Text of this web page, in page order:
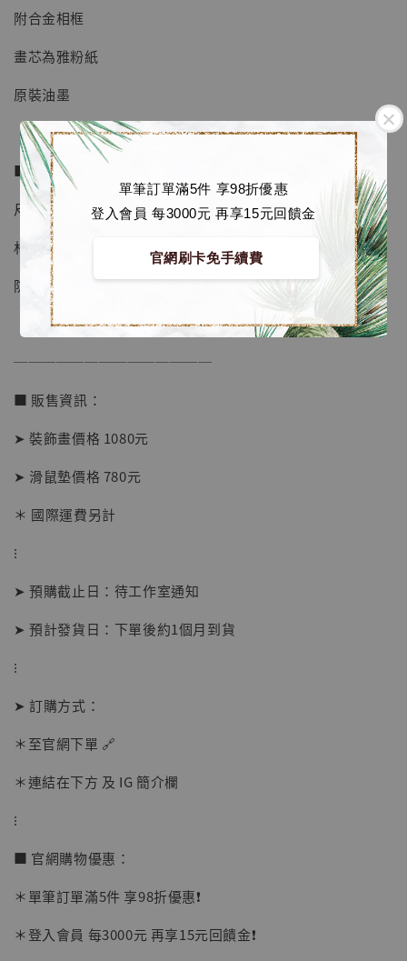
單筆訂單滿5件 享98折優惠
登入會員 每3000元 再享15元回饋金
官網刷卡免手續費
【店內現貨】海賊王 系列蒐藏雕像 布魯克達
NT$ 1,870
附合金相框
畫芯為雅粉紙
原裝油墨
■ 滑鼠墊商品介紹：
尺寸約 90x40 cm
材質為 天然橡膠
防滑底面設計
──────────────
■ 販售資訊：
➤ 裝飾畫價格 1080元
➤ 滑鼠墊價格 780元
＊ 國際運費另計
⁝
➤ 預購截止日：待工作室通知
➤ 預計發貨日：下單後約1個月到貨
⁝
➤ 訂購方式：
＊至官網下單 🔗
＊連結在下方 及 IG 簡介欄
⁝
■ 官網購物優惠：
＊單筆訂單滿5件 享98折優惠❗️
＊登入會員 每3000元 再享15元回饋金❗️